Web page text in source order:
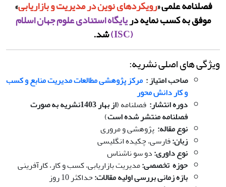
فصلنامه علمی «رویکردهای نوین در مدیریت و بازاریابی»
موفق به کسب نمایه درپایگاه استنادی علوم جهان اسلام
(ISC) شد.
ویژگی های اصلی نشریه:
صاحب امتیاز: مرکز پژوهشی مطالعات مدیریت منابع و کسب
و کار دانش محور
دوره انتشار: فصلنامه (از بهار 1403
نشریه به صورت
فصلنامه منتشر شده است)
نوع مقاله: پژوهشی و مروری
زبان:فارسی، چکیده انگلیسی
نوع داوری:دو سو ناشناس
حوزه تخصصی:مدیریت بازاریابی، کسب و کار، کارآفرینی
بازه زمانی بررسی اولیه مقالات:حداکثر 10 روز